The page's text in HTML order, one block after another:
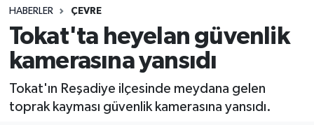
HABERLER ÇEVRE
Tokat'ta heyelan güvenlik
kamerasına yansıdı
Tokat'ın Reşadiye ilçesinde meydana gelen
toprak kayması güvenlik kamerasına yansıdı.
Son Dakika Haberleri
Haber Arşivi